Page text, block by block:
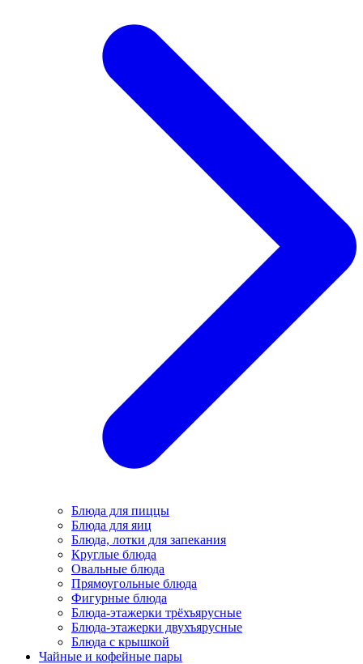
Блюда для пиццы
Блюда для яиц
Блюда, лотки для запекания
Круглые блюда
Овальные блюда
Прямоугольные блюда
Фигурные блюда
Блюда-этажерки трёхъярусные
Блюда-этажерки двухъярусные
Блюда с крышкой
Чайные и кофейные пары